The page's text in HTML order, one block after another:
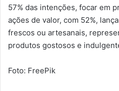
57% das intenções, focar em
ações de valor, com 52%,
frescos ou artesanais,
produtos gostosos e
Foto: FreePik